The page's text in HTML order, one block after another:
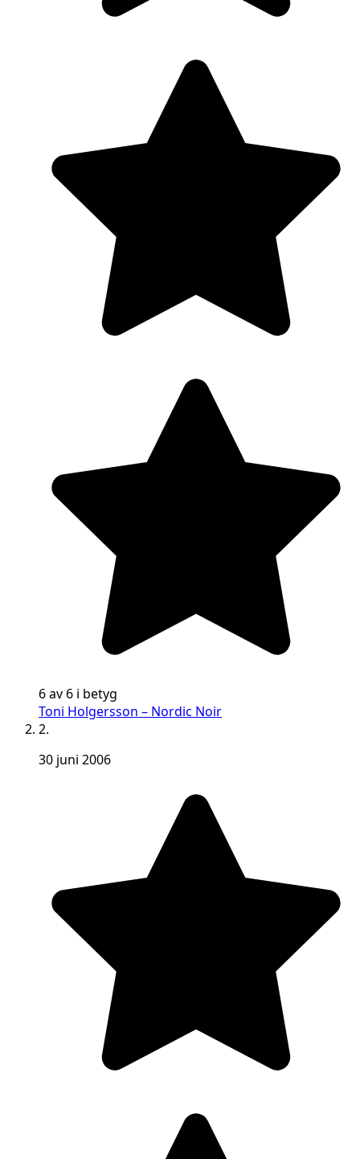
6 av 6 i betyg
Toni Holgersson – Nordic Noir
2.
30 juni 2006